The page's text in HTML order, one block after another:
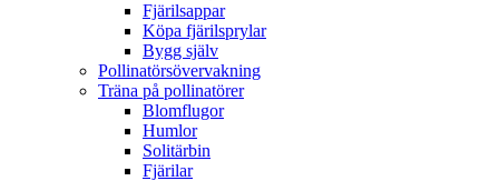
Fjärilsappar
Köpa fjärilsprylar
Bygg själv
Pollinatörsövervakning
Träna på pollinatörer
Blomflugor
Humlor
Solitärbin
Fjärilar